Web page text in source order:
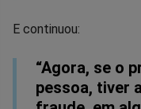
E continuou:
“Agora, se o
pessoa, tiver